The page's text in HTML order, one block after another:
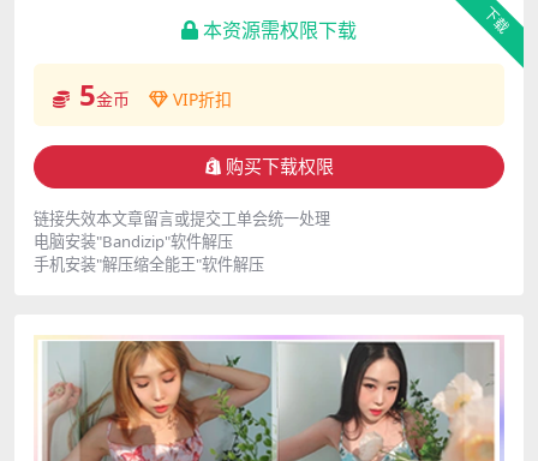
下载
本资源需权限下载
5金币 VIP折扣
购买下载权限
链接失效本文章留言或提交工单会统一处理
电脑安装"Bandizip"软件解压
手机安装"解压缩全能王"软件解压